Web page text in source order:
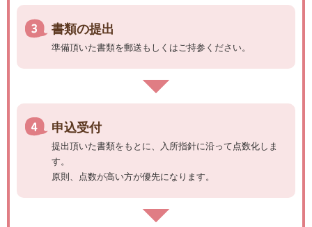
書類の提出
準備頂いた書類を郵送もしくはご持参ください。
申込受付
提出頂いた書類をもとに、入所指針に沿って点数化しま
す。
原則、点数が高い方が優先になります。